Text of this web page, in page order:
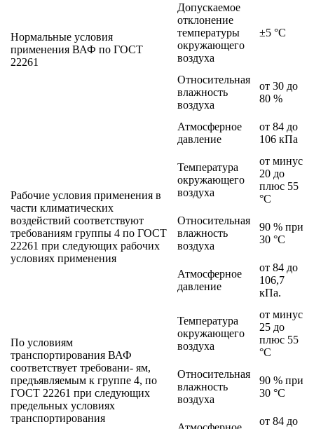
Нормальные условия
применения ВАФ по ГОСТ
22261
Допускаемое
отклонение
температуры
окружающего
воздуха
±5 °С
Относительная
влажность
воздуха
от 30 до
80 %
Атмосферное
давление
от 84 до
106 кПа
Рабочие условия применения в
части климатических
воздействий соответствуют
требованиям группы 4 по ГОСТ
22261 при следующих рабочих
условиях применения
Температура
окружающего
воздуха
от минус
20 до
плюс 55
°С
Относительная
влажность
воздуха
90 % при
30 °С
Атмосферное
давление
от 84 до
106,7
кПа.
По условиям
транспортирования ВАФ
соответствует требовани- ям,
предъявляемым к группе 4, по
ГОСТ 22261 при следующих
предельных условиях
транспортирования
Температура
окружающего
воздуха
от минус
25 до
плюс 55
°С
Относительная
влажность
воздуха
90 % при
30 °С
от 84 до